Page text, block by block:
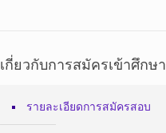
เกี่ยวกับการสมัครเข้าศึกษา
รายละเอียดการสมัครสอบ